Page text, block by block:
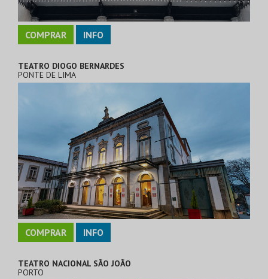
COMPRAR INFO
TEATRO DIOGO BERNARDES
PONTE DE LIMA
COMPRAR INFO
TEATRO NACIONAL SÃO JOÃO
PORTO